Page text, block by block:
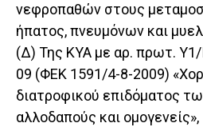
νεφροπαθών στους
ήπατος, πνευμόνων και
(Δ) Της ΚΥΑ με αρ. πρωτ.
09 (ΦΕΚ 1591/4-8-2009)
διατροφικού επιδόματος
αλλοδαπούς και ομογενείς»,